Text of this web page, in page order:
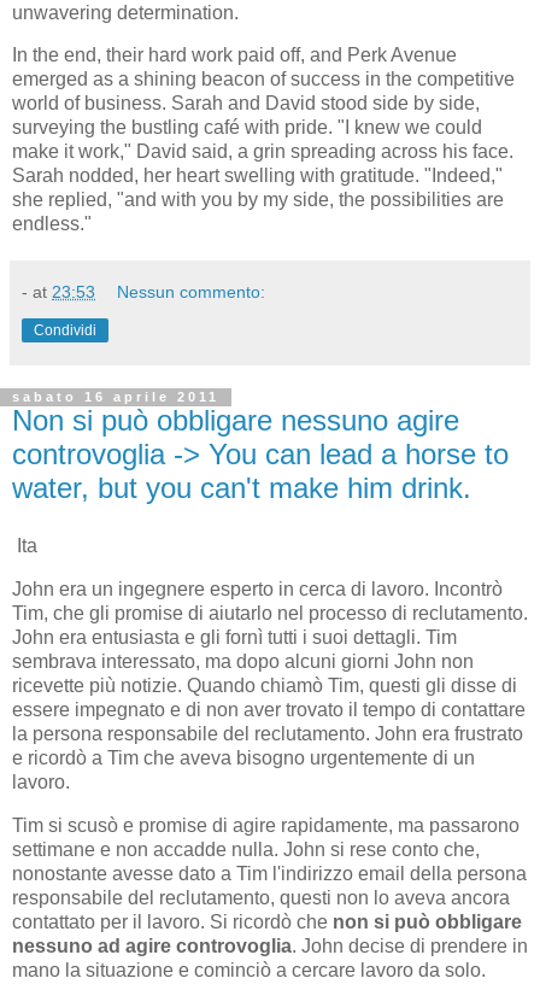
unwavering determination.
In the end, their hard work paid off, and Perk Avenue
emerged as a shining beacon of success in the competitive
world of business. Sarah and David stood side by side,
surveying the bustling café with pride. "I knew we could
make it work," David said, a grin spreading across his face.
Sarah nodded, her heart swelling with gratitude. "Indeed,"
she replied, "and with you by my side, the possibilities are
endless."
- at 23:53 Nessun commento:
Condividi
sabato 16 aprile 2011
Non si può obbligare nessuno agire
controvoglia -> You can lead a horse to
water, but you can't make him drink.
Ita
John era un ingegnere esperto in cerca di lavoro. Incontrò
Tim, che gli promise di aiutarlo nel processo di reclutamento.
John era entusiasta e gli fornì tutti i suoi dettagli. Tim
sembrava interessato, ma dopo alcuni giorni John non
ricevette più notizie. Quando chiamò Tim, questi gli disse di
essere impegnato e di non aver trovato il tempo di contattare
la persona responsabile del reclutamento. John era frustrato
e ricordò a Tim che aveva bisogno urgentemente di un
lavoro.
Tim si scusò e promise di agire rapidamente, ma passarono
settimane e non accadde nulla. John si rese conto che,
nonostante avesse dato a Tim l'indirizzo email della persona
responsabile del reclutamento, questi non lo aveva ancora
contattato per il lavoro. Si ricordò che non si può obbligare
nessuno ad agire controvoglia. John decise di prendere in
mano la situazione e cominciò a cercare lavoro da solo.